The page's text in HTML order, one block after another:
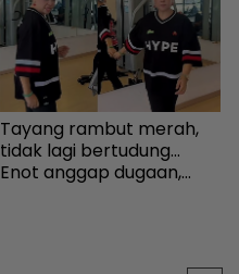
Tayang rambut merah,
tidak lagi bertudung...
Enot anggap dugaan,